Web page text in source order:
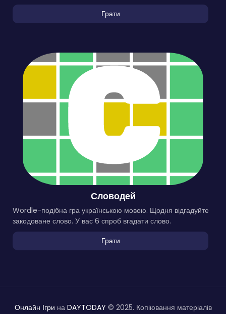
Грати
Словодей
Wordle-подібна гра українською мовою. Щодня відгадуйте
закодоване слово. У вас 6 спроб вгадати слово.
Грати
Онлайн Ігри на DAYTODAY © 2025. Копіювання матеріалів